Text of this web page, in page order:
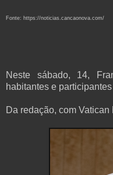
Fonte: https://noticias.cancaonova.com/
Neste sábado, 14,
habitantes e
Da redação, com Vatican